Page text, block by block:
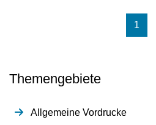
1
Themengebiete
Allgemeine Vordrucke